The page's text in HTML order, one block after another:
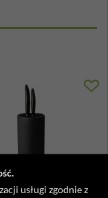
usługi zgodnie z